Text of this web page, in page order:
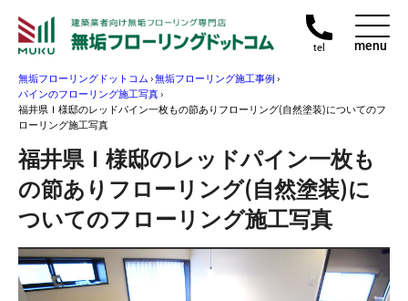
tel menu
無垢フローリングドットコム›無垢フローリング施工事例›
パインのフローリング施工写真›
福井県Ｉ様邸のレッドパイン一枚もの節ありフローリング(自然塗装)についてのフ
ローリング施工写真
福井県Ｉ様邸のレッドパイン一枚も
の節ありフローリング(自然塗装)に
ついてのフローリング施工写真